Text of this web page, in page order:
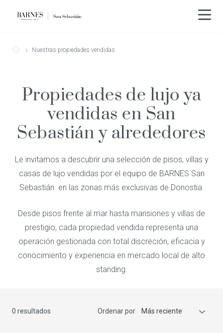
Nuestras propiedades vendidas
Propiedades de lujo ya
vendidas en San
Sebastián y alrededores
Le invitamos a descubrir una selección de pisos, villas y
casas de lujo vendidas por el equipo de BARNES San
Sebastián en las zonas más exclusivas de Donostia.
Desde pisos frente al mar hasta mansiones y villas de
prestigio, cada propiedad vendida representa una
operación gestionada con total discreción, eficacia y
conocimiento y experiencia en mercado local de alto
standing.
0 resultados Ordenar por Más reciente